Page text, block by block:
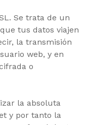
Se trata de un
tus datos viajen
la transmisión
web, y en
o
la absoluta
y por tanto la